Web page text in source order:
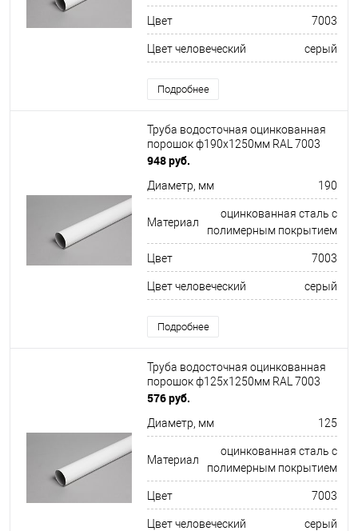
Цвет 7003
Цвет человеческий серый
Подробнее
Труба водосточная оцинкованная
порошок ф190х1250мм RAL 7003
948 руб.
Диаметр, мм 190
Материал
оцинкованная сталь с
полимерным покрытием
Цвет 7003
Цвет человеческий серый
Подробнее
Труба водосточная оцинкованная
порошок ф125х1250мм RAL 7003
576 руб.
Диаметр, мм 125
Материал
оцинкованная сталь с
полимерным покрытием
Цвет 7003
Цвет человеческий серый